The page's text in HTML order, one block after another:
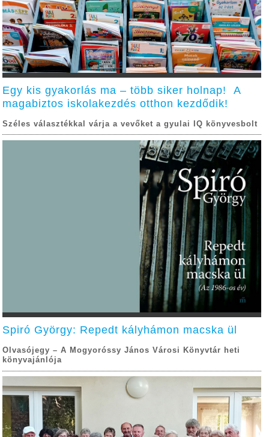
Egy kis gyakorlás ma – több siker holnap! A
magabiztos iskolakezdés otthon kezdődik!
Széles választékkal várja a vevőket a gyulai IQ könyvesbolt
Spiró György: Repedt kályhámon macska ül
Olvasójegy – A Mogyoróssy János Városi Könyvtár heti
könyvajánlója